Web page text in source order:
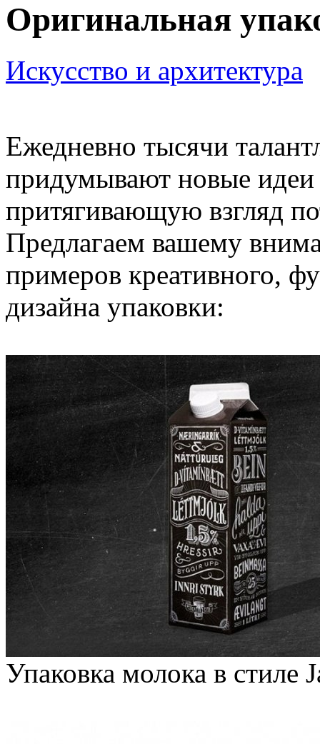
Оригинальная
Искусство и архитектура
Ежедневно тысячи
придумывают новые идеи
притягивающую взгляд
Предлагаем вашему
примеров креативного,
дизайна упаковки:
Упаковка молока в стиле